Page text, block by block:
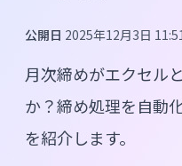
公開日 2025年12月3日
月次締めがエクセル
か？締め処理を自動
を紹介します。